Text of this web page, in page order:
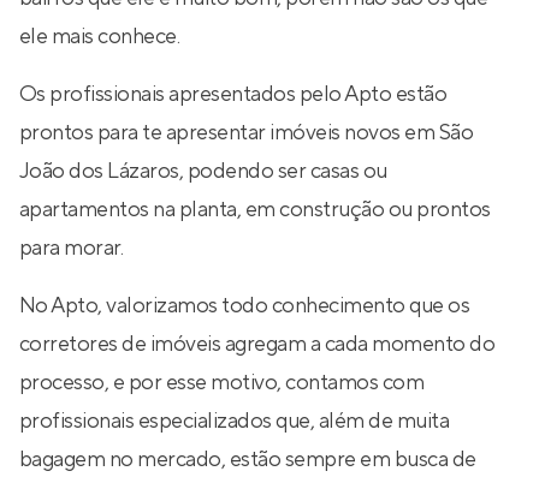
ele mais conhece.
Os profissionais apresentados pelo Apto estão
prontos para te apresentar imóveis novos em São
João dos Lázaros, podendo ser casas ou
apartamentos na planta, em construção ou prontos
para morar.
No Apto, valorizamos todo conhecimento que os
corretores de imóveis agregam a cada momento do
processo, e por esse motivo, contamos com
profissionais especializados que, além de muita
bagagem no mercado, estão sempre em busca de